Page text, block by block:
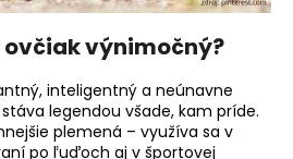
výnimočný?
inteligentný a neúnavne
legendou všade, kam príde.
plemená – využíva sa v
po ľuďoch aj v športovej